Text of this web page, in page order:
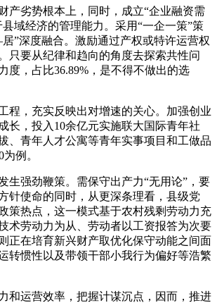
劣势根本上，同时，成立“企业融资需
域经济的管理能力。采用“一企一策”策
”深度融合。激励通过产权或特许运营权
只要从纪律和趋向的角度去探索共性问
度，占比36.89%，是不得不做出的选
，充实反映出对增速的关心。加强创业
长，投入10余亿元实施联大国际青年社
、青年人才公寓等青年实事项目和工做品
例。
强劲鞭策。需保守出产力“无用论”，要
针使命的同时，从更深条理看，县级党
策热点，这一模式基于农村残剩劳动力充
术劳动力为从、劳动者以工资报答为次要
正在培育新兴财产取优化保守动能之间面
转惯性以及带领干部小我行为偏好等浩繁
运营效率，把握计谋沉点，因而，推进